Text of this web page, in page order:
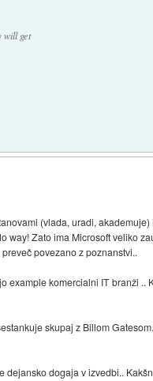
will get
(vlada, uradi,
way! Zato ima Microsoft veliko
povezano z poznanstvi..
komercialni IT branži ..
skupaj z Billom
dogaja v izvedbi..